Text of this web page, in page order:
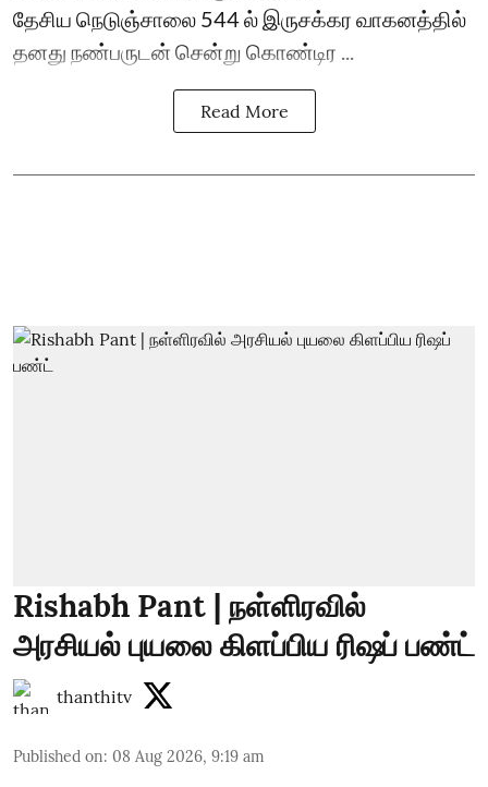
தேசிய நெடுஞ்சாலை 544 ல் இருசக்கர வாகனத்தில்
தனது நண்பருடன் சென்று கொண்டிர ...
Read More
Rishabh Pant | நள்ளிரவில்
அரசியல் புயலை கிளப்பிய ரிஷப் பண்ட்
thanthitv
Published on: 08 Aug 2026, 9:19 am